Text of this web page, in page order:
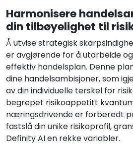
Harmonisere
din tilbøyelighet til
Å utvise strategisk
er avgjørende for å utarbeide
effektiv handelsplan. Denne
dine handelsambisjoner, som
av din individuelle terskel for
begrepet risikoappetitt
næringsdrivende er forberedt
fastslå din unike risikoprofil,
Definity AI en rekke variabler.